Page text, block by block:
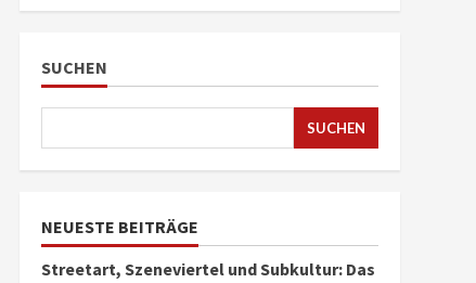
SUCHEN
SUCHEN
NEUESTE BEITRÄGE
Streetart, Szeneviertel und Subkultur: Das